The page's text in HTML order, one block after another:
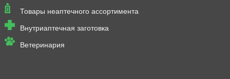
Товары неаптечного ассортимента
Внутриаптечная заготовка
Ветеринария